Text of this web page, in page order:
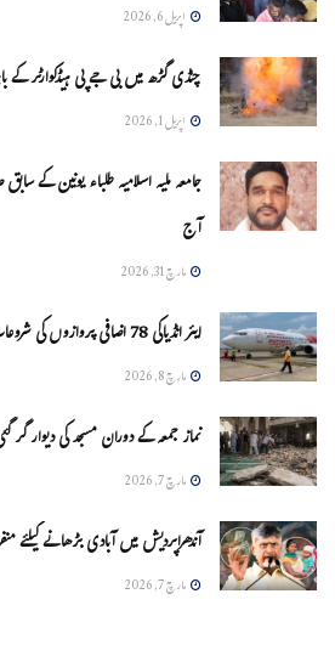
اپریل 6, 2026
چنڈی گڑھ میں بی جے پی ہیڈکوارٹر کے
اپریل 1, 2026
جامعہ ملیہ اسلامیہ طلباء یونین کے
آج
مارچ 31, 2026
ایئر انڈیاکی 78 اضافی پروازوں کی شروعات
مارچ 8, 2026
نماز جمعہ کے دوران مسجد کی دیوار گر گئی، 15
مارچ 7, 2026
آندھراپردیش میں آبادی بڑھانے کیلئے
مارچ 7, 2026